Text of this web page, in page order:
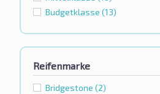
Budgetklassе (13)
Reifenmarke
Bridgestone (2)